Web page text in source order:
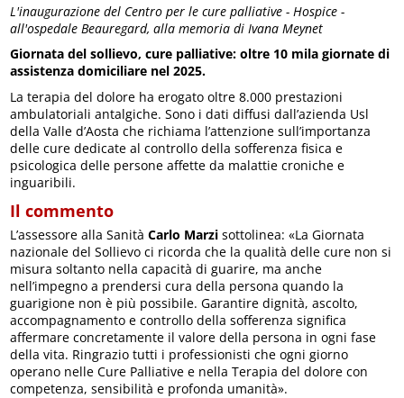
L'inaugurazione del Centro per le cure palliative - Hospice -
all'ospedale Beauregard, alla memoria di Ivana Meynet
Giornata del sollievo, cure palliative: oltre 10 mila giornate di
assistenza domiciliare nel 2025.
La terapia del dolore ha erogato oltre 8.000 prestazioni
ambulatoriali antalgiche. Sono i dati diffusi dall’azienda Usl
della Valle d’Aosta che richiama l’attenzione sull’importanza
delle cure dedicate al controllo della sofferenza fisica e
psicologica delle persone affette da malattie croniche e
inguaribili.
Il commento
L’assessore alla SanitàCarlo Marzisottolinea: «La Giornata
nazionale del Sollievo ci ricorda che la qualità delle cure non si
misura soltanto nella capacità di guarire, ma anche
nell’impegno a prendersi cura della persona quando la
guarigione non è più possibile. Garantire dignità, ascolto,
accompagnamento e controllo della sofferenza significa
affermare concretamente il valore della persona in ogni fase
della vita. Ringrazio tutti i professionisti che ogni giorno
operano nelle Cure Palliative e nella Terapia del dolore con
competenza, sensibilità e profonda umanità».